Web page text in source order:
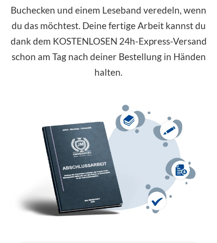
Buchecken und einem Leseband veredeln, wenn
du das möchtest. Deine fertige Arbeit kannst du
dank dem KOSTENLOSEN 24h-Express-Versand
schon am Tag nach deiner Bestellung in Händen
halten.